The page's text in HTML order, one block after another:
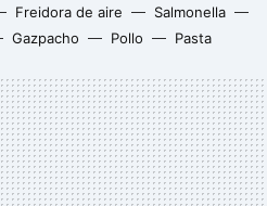
Freidora de aire
Salmonella
Gazpacho Pollo Pasta